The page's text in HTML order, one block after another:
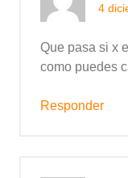
4
Que pasa si x
como puedes
Responder